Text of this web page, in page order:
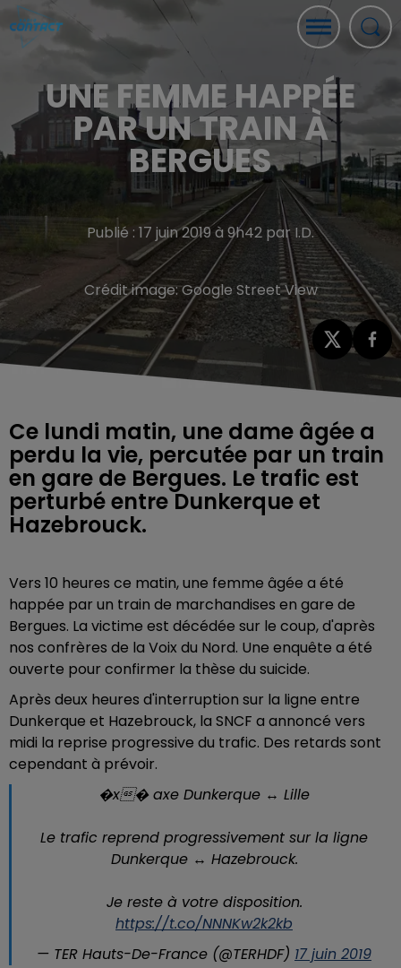
UNE FEMME HAPPÉE
PAR UN TRAIN À
BERGUES
Publié : 17 juin 2019 à 9h42 par I.D.
Crédit image:Google Street View
Ce lundi matin, une dame âgée a
perdu la vie, percutée par un train
en gare de Bergues. Le trafic est
perturbé entre Dunkerque et
Hazebrouck.
Vers 10 heures ce matin, une femme âgée a été
happée par un train de marchandises en gare de
Bergues. La victime est décédée sur le coup, d'après
nos confrères de la Voix du Nord. Une enquête a été
ouverte pour confirmer la thèse du suicide.
Après deux heures d'interruption sur la ligne entre
Dunkerque et Hazebrouck, la SNCF a annoncé vers
midi la reprise progressive du trafic. Des retards sont
cependant à prévoir.
�x� axe Dunkerque ↔ Lille
Le trafic reprend progressivement sur la ligne
Dunkerque ↔ Hazebrouck.
Je reste à votre disposition.
https://t.co/NNNKw2k2kb
— TER Hauts-De-France (@TERHDF) 17 juin 2019